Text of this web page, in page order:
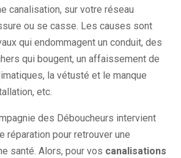
canalisation, sur votre réseau
ou se casse. Les causes sont
qui endommagent un conduit, des
qui bougent, un affaissement de
la vétusté et le manque
etc.
des Déboucheurs intervient
réparation pour retrouver une
santé. Alors, pour vos canalisations